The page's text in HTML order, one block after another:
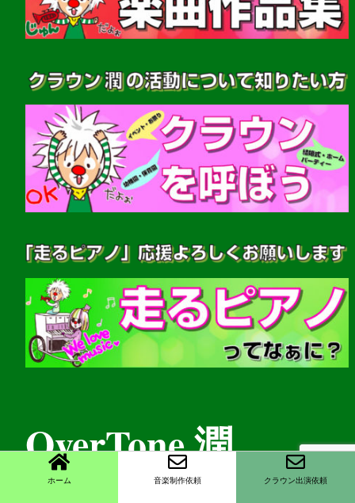
OverTone 潤
ホーム 音楽制作依頼 クラウン出演依頼